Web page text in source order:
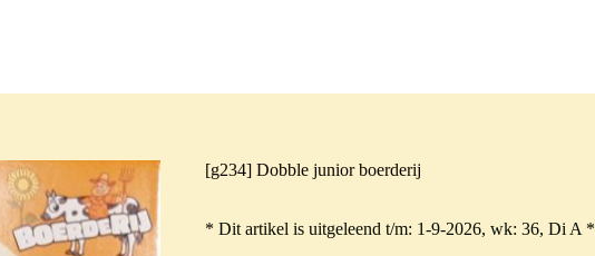
[g234] Dobble junior boerderij
* Dit artikel is uitgeleend t/m: 1-9-2026, wk: 36, Di A *